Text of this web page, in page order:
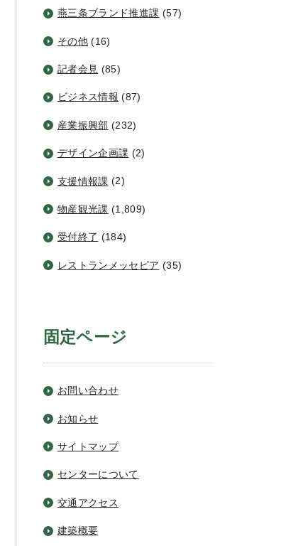
燕三条ブランド推進課 (57)
その他(16)
記者会見 (85)
ビジネス情報 (87)
産業振興部 (232)
デザイン企画課 (2)
支援情報課 (2)
物産観光課 (1,809)
受付終了 (184)
レストランメッセピア (35)
固定ページ
お問い合わせ
お知らせ
サイトマップ
センターについて
交通アクセス
建築概要